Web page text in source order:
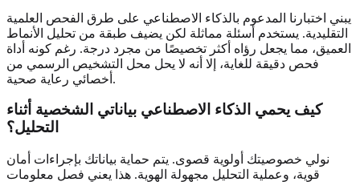
يبني اختبارنا المدعوم بالذكاء الاصطناعي على طرق الفحص العلمية
التقليدية. يستخدم أسئلة مماثلة لكن يضيف طبقة من تحليل الأنماط
العميق، مما يجعل رؤاه أكثر تخصيصًا من مجرد درجة. رغم كونه أداة
فحص دقيقة للغاية، إلا أنه لا يحل محل التشخيص الرسمي من
أخصائي رعاية صحية.
كيف يحمي الذكاء الاصطناعي بياناتي الشخصية أثناء
التحليل؟
نولي خصوصيتك أولوية قصوى. يتم حماية بياناتك بإجراءات أمان
قوية، وعملية التحليل مجهولة الهوية. هذا يعني فصل معلومات